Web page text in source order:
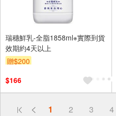
瑞穗鮮乳-全脂1858ml※實際到貨
效期約4天以上
贈$200
$166
1 2 3 4
偏遠地區配送